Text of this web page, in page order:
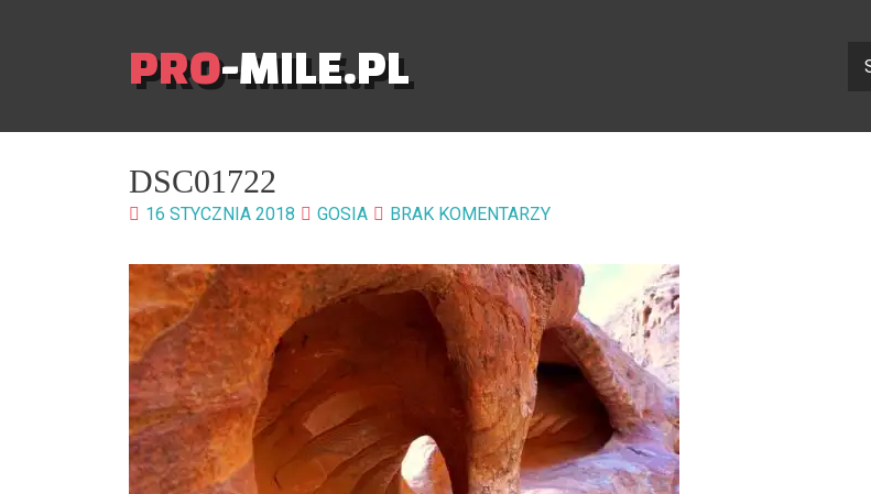
PRO-MILE.PL
DSC01722
16 STYCZNIA 2018 GOSIA BRAK KOMENTARZY